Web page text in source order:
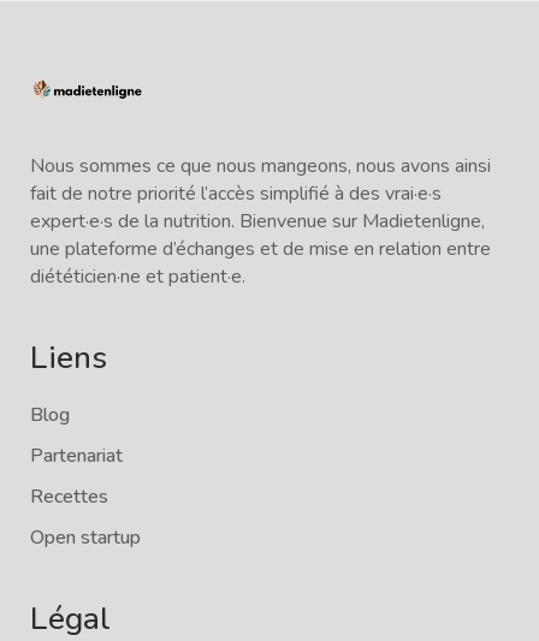
Nous sommes ce que nous mangeons, nous avons ainsi
fait de notre priorité l’accès simplifié à des vrai·e·s
expert·e·s de la nutrition. Bienvenue sur Madietenligne,
une plateforme d’échanges et de mise en relation entre
diététicien·ne et patient·e.
Liens
Blog
Partenariat
Recettes
Open startup
Légal